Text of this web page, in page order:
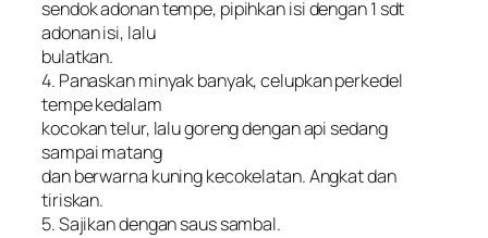
sendok adonan tempe, pipihkan isi dengan 1 sdt
adonan isi, lalu
bulatkan.
4. Panaskan minyak banyak, celupkan perkedel
tempe kedalam
kocokan telur, lalu goreng dengan api sedang
sampai matang
dan berwarna kuning kecokelatan. Angkat dan
tiriskan.
5. Sajikan dengan saus sambal.